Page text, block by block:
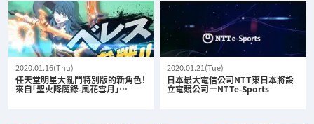
2020.01.16(Thu)
任天堂明星大亂鬥特別版的新角色！
來自「聖火降魔錄-風花雪月」…
2020.01.21(Tue)
日本最大電信公司NTT東日本將設
立電競公司—NTTe-Sports